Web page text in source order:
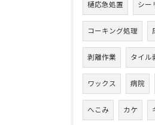
樋応急処置 シー
コーキング処理
剥離作業 タイル
ワックス 病院
へこみ カケ